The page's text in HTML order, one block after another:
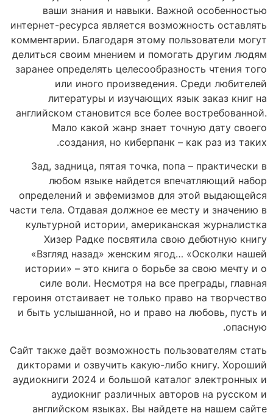
ваши знания и навыки. Важной особенностью
интернет-ресурса является возможность оставлять
комментарии. Благодаря этому пользователи могут
делиться своим мнением и помогать другим людям
заранее определять целесообразность чтения того
или иного произведения. Среди любителей
литературы и изучающих язык заказ книг на
английском становится все более востребованной.
Мало какой жанр знает точную дату своего
создания, но киберпанк – как раз из таких.
Зад, задница, пятая точка, попа – практически в
любом языке найдется впечатляющий набор
определений и эвфемизмов для этой выдающейся
части тела. Отдавая должное ее месту и значению в
культурной истории, американская журналистка
Хизер Радке посвятила свою дебютную книгу
«Взгляд назад» женским ягод… «Осколки нашей
истории» – это книга о борьбе за свою мечту и о
силе воли. Несмотря на все преграды, главная
героиня отстаивает не только право на творчество
и быть услышанной, но и право на любовь, пусть и
опасную.
Сайт также даёт возможность пользователям стать
дикторами и озвучить какую-либо книгу. Хороший
аудиокниги 2024 и большой каталог электронных и
аудиокниг различных авторов на русском и
английском языках. Вы найдете на нашем сайте